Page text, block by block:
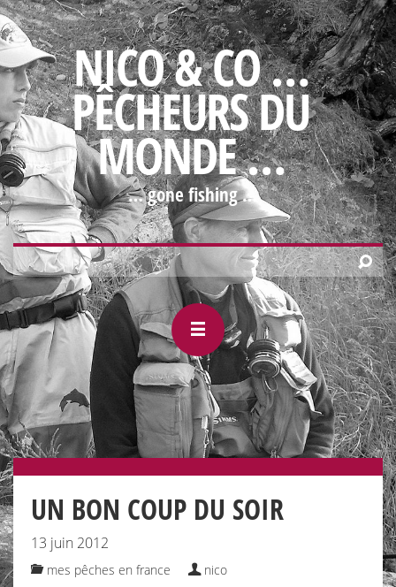
NICO & CO …
PÊCHEURS DU
MONDE …
… gone fishing …
UN BON COUP DU SOIR
13 juin 2012
mes pêches en france
nico